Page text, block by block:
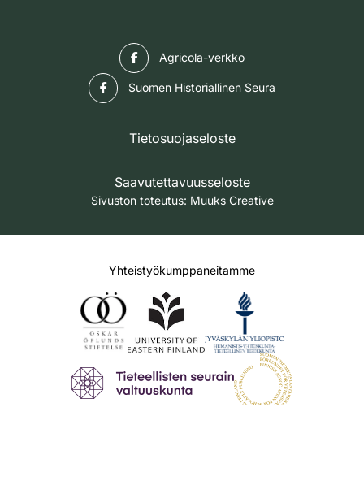
Agricola-verkko
Suomen Historiallinen Seura
Tietosuojaseloste
Saavutettavuusseloste
Sivuston toteutus: Muuks Creative
Yhteistyökumppaneitamme